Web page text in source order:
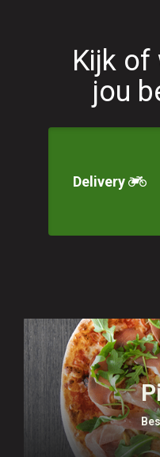
Kijk of
jou
Delivery